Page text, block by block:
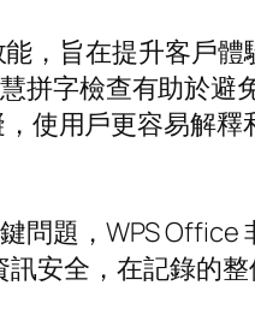
，旨在提升客戶
拼字檢查有助於
使用戶更容易解
問題，WPS
安全，在記錄的